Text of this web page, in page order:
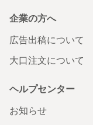
企業の方へ
広告出稿について
大口注文について
ヘルプセンター
お知らせ